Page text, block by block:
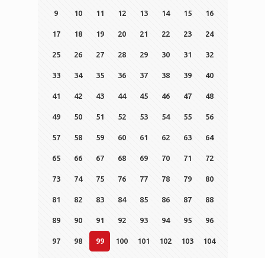
9 10 11 12 13 14 15 16
17 18 19 20 21 22 23 24
25 26 27 28 29 30 31 32
33 34 35 36 37 38 39 40
41 42 43 44 45 46 47 48
49 50 51 52 53 54 55 56
57 58 59 60 61 62 63 64
65 66 67 68 69 70 71 72
73 74 75 76 77 78 79 80
81 82 83 84 85 86 87 88
89 90 91 92 93 94 95 96
97 98 99 100 101 102 103 104